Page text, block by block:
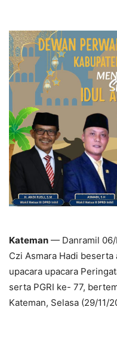
Kateman — Danramil 06/
Czi Asmara Hadi
upacara upacara
serta PGRI ke- 77,
Kateman, Selasa (29/11/